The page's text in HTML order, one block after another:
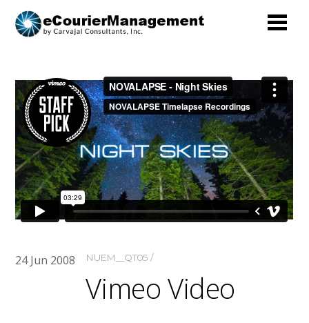
24 Jun 2008 NUEM__QT05
Vimeo Video